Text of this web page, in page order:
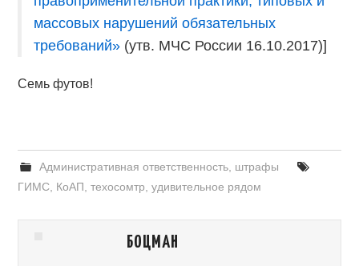
массовых нарушений обязательных
требований» (утв. МЧС России 16.10.2017)]
Семь футов!
Административная ответственность, штрафы
ГИМС КоАП ,техосомтр ,удивительное рядом
БОЦМАН